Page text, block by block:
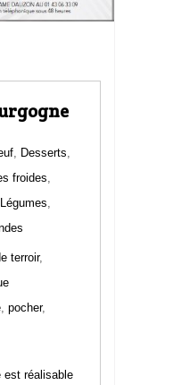
Desserts
froides
Légumes
terroir,
pocher,
est réalisable